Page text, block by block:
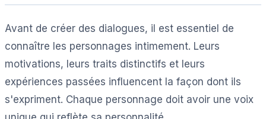
Avant de créer des dialogues, il est essentiel de
connaître les personnages intimement. Leurs
motivations, leurs traits distinctifs et leurs
expériences passées influencent la façon dont ils
s'expriment. Chaque personnage doit avoir une voix